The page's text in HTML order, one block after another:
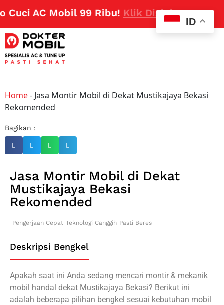
AC Mobil 99 Ribu!Klik Disini
Home- Jasa Montir Mobil di Dekat Mustikajaya Bekasi
Rekomended
Bagikan :
Jasa Montir Mobil di Dekat
Mustikajaya Bekasi
Rekomended
Pengerjaan Cepat Teknologi Canggih Pasti Beres
Deskripsi Bengkel
Apakah saat ini Anda sedang mencari montir & mekanik
mobil handal dekat Mustikajaya Bekasi? Berikut ini
adalah beberapa pilihan bengkel sesuai kebutuhan mobil
ID